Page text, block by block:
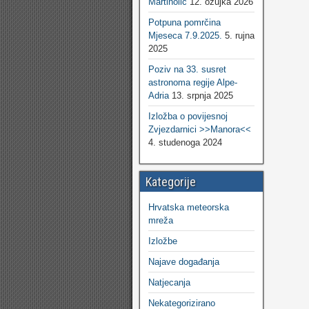
Potpuna pomrčina
Mjeseca 7.9.2025. 5. rujna
2025
Poziv na 33. susret
astronoma regije Alpe-
Adria 13. srpnja 2025
Izložba o povijesnoj
Zvjezdarnici >>Manora<<
4. studenoga 2024
Kategorije
Hrvatska meteorska
mreža
Izložbe
Najave događanja
Natjecanja
Nekategorizirano